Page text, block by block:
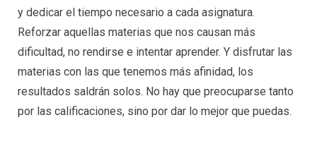
y dedicar el tiempo necesario a cada asignatura.
Reforzar aquellas materias que nos causan más
dificultad, no rendirse e intentar aprender. Y disfrutar las
materias con las que tenemos más afinidad, los
resultados saldrán solos. No hay que preocuparse tanto
por las calificaciones, sino por dar lo mejor que puedas.